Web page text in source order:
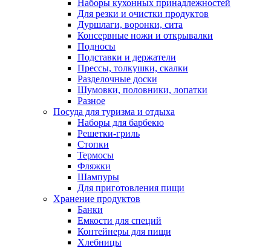
Наборы кухонных принадлежностей
Для резки и очистки продуктов
Дуршлаги, воронки, сита
Консервные ножи и открывалки
Подносы
Подставки и держатели
Прессы, толкушки, скалки
Разделочные доски
Шумовки, половники, лопатки
Разное
Посуда для туризма и отдыха
Наборы для барбекю
Решетки-гриль
Стопки
Термосы
Фляжки
Шампуры
Для приготовления пищи
Хранение продуктов
Банки
Емкости для специй
Контейнеры для пищи
Хлебницы